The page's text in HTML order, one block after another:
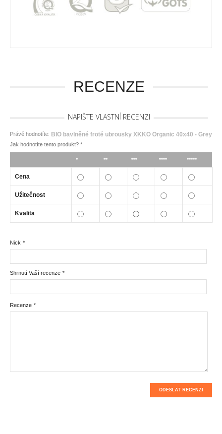
RECENZE
NAPIŠTE VLASTNÍ RECENZI
Právě hodnotíte: BIO bavlněné froté ubrousky XKKO Organic 40x40 - Grey
Jak hodnotíte tento produkt? *
* ** *** **** *****
Cena
Užitečnost
Kvalita
*
Nick
*
Shrnutí Vaší recenze
*
Recenze
ODESLAT RECENZI